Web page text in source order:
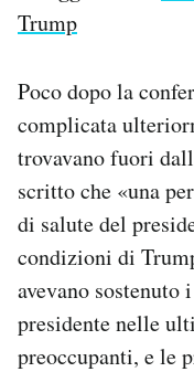
Trump
Poco dopo la
complicata
trovavano fuori
scritto che «una
di salute del
condizioni di
avevano
presidente nelle
preoccupanti, e le